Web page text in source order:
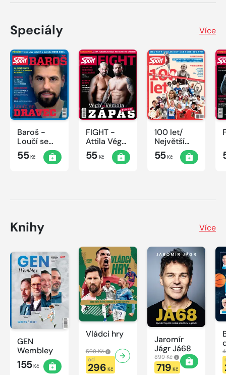
Speciály Více
Baroš -
Loučí se
dravec
55Kč
FIGHT -
Attila Végh
vs. Karlos
Vémola
55Kč
100 let/
Největší
okamžiky
českého
55Kč
Knihy Více
GEN
Wembley
155Kč
Vládci hry
599 Kč
od
296 Kč
Jaromír
Jágr Já68
899 Kč
719 Kč